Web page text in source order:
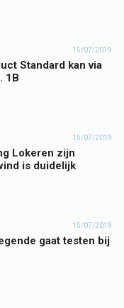
15/07/2019
Standard kan via
1B
15/07/2019
Lokeren zijn
is duidelijk
15/07/2019
gaat testen bij